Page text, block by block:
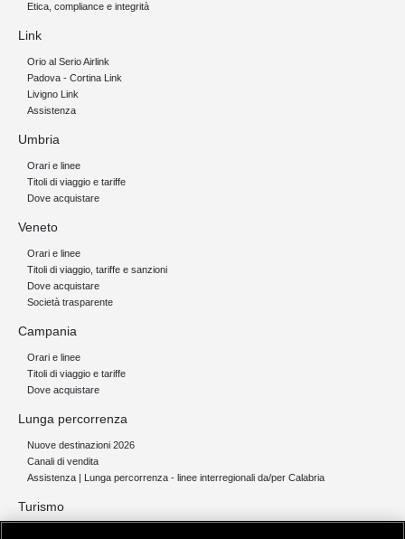
Etica, compliance e integrità
Link
Orio al Serio Airlink
Padova - Cortina Link
Livigno Link
Assistenza
Umbria
Orari e linee
Titoli di viaggio e tariffe
Dove acquistare
Veneto
Orari e linee
Titoli di viaggio, tariffe e sanzioni
Dove acquistare
Società trasparente
Campania
Orari e linee
Titoli di viaggio e tariffe
Dove acquistare
Lunga percorrenza
Nuove destinazioni 2026
Canali di vendita
Assistenza | Lunga percorrenza - linee interregionali da/per Calabria
Turismo